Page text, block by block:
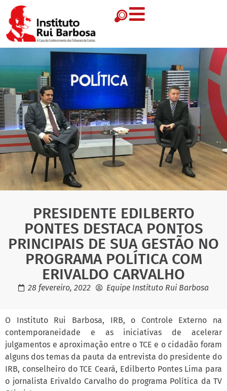
PRESIDENTE EDILBERTO
PONTES DESTACA PONTOS
PRINCIPAIS DE SUA GESTÃO NO
PROGRAMA POLÍTICA COM
ERIVALDO CARVALHO
28 fevereiro, 2022 Equipe Instituto Rui Barbosa
O Instituto Rui Barbosa, IRB, o Controle Externo na
contemporaneidade e as iniciativas de acelerar
julgamentos e aproximação entre o TCE e o cidadão foram
alguns dos temas da pauta da entrevista do presidente do
IRB, conselheiro do TCE Ceará, Edilberto Pontes Lima para
o jornalista Erivaldo Carvalho do programa Política da TV